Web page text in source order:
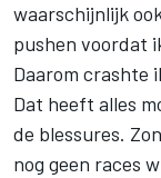
waarschijnlijk
pushen voordat
Daarom crashte
Dat heeft alles
de blessures.
nog geen races